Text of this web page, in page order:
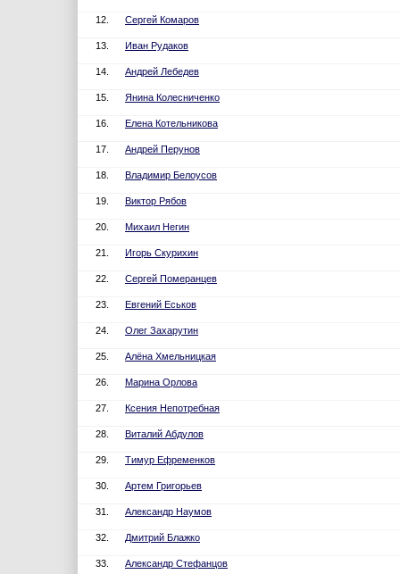
12. Сергей Комаров
13. Иван Рудаков
14. Андрей Лебедев
15. Янина Колесниченко
16. Елена Котельникова
17. Андрей Перунов
18. Владимир Белоусов
19. Виктор Рябов
20. Михаил Негин
21. Игорь Скурихин
22. Сергей Померанцев
23. Евгений Еськов
24. Олег Захарутин
25. Алёна Хмельницкая
26. Марина Орлова
27. Ксения Непотребная
28. Виталий Абдулов
29. Тимур Ефременков
30. Артем Григорьев
31. Александр Наумов
32. Дмитрий Блажко
33. Александр Стефанцов